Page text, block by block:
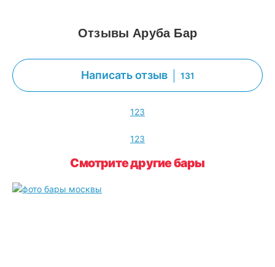
Отзывы Аруба Бар
Написать отзыв 131
123
123
Смотрите другие бары